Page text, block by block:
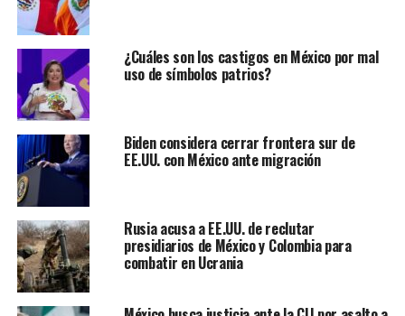
¿Cuáles son los castigos en México por mal
uso de símbolos patrios?
Biden considera cerrar frontera sur de
EE.UU. con México ante migración
Rusia acusa a EE.UU. de reclutar
presidiarios de México y Colombia para
combatir en Ucrania